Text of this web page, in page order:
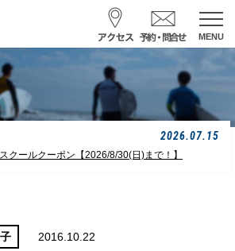
MENU
ール予約・お問合せ
レンタル予約
サーフ ナミイーヨ
32-7314
2026.07.15
クールクーポン【2026/8/30(日)まで！】
2016.10.22